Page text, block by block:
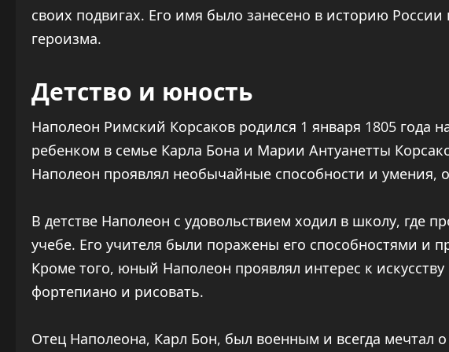
своих подвигах. Его имя было занесено в историю
героизма.
Детство и юность
Наполеон Римский Корсаков родился 1 января 1805 года
ребенком в семье Карла Бона и Марии Антуанетты
Наполеон проявлял необычайные способности и умения,
В детстве Наполеон с удовольствием ходил в школу, где
учебе. Его учителя были поражены его способностями и
Кроме того, юный Наполеон проявлял интерес к
фортепиано и рисовать.
Отец Наполеона, Карл Бон, был военным и всегда мечтал